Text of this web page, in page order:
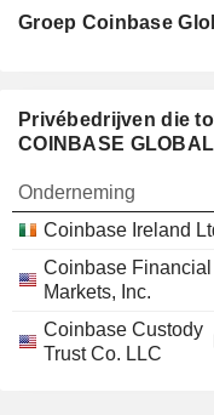
Groep Coinbase
Privébedrijven die
COINBASE
Onderneming
Coinbase Ireland
Coinbase Financial
Markets, Inc.
Coinbase Custody
Trust Co. LLC